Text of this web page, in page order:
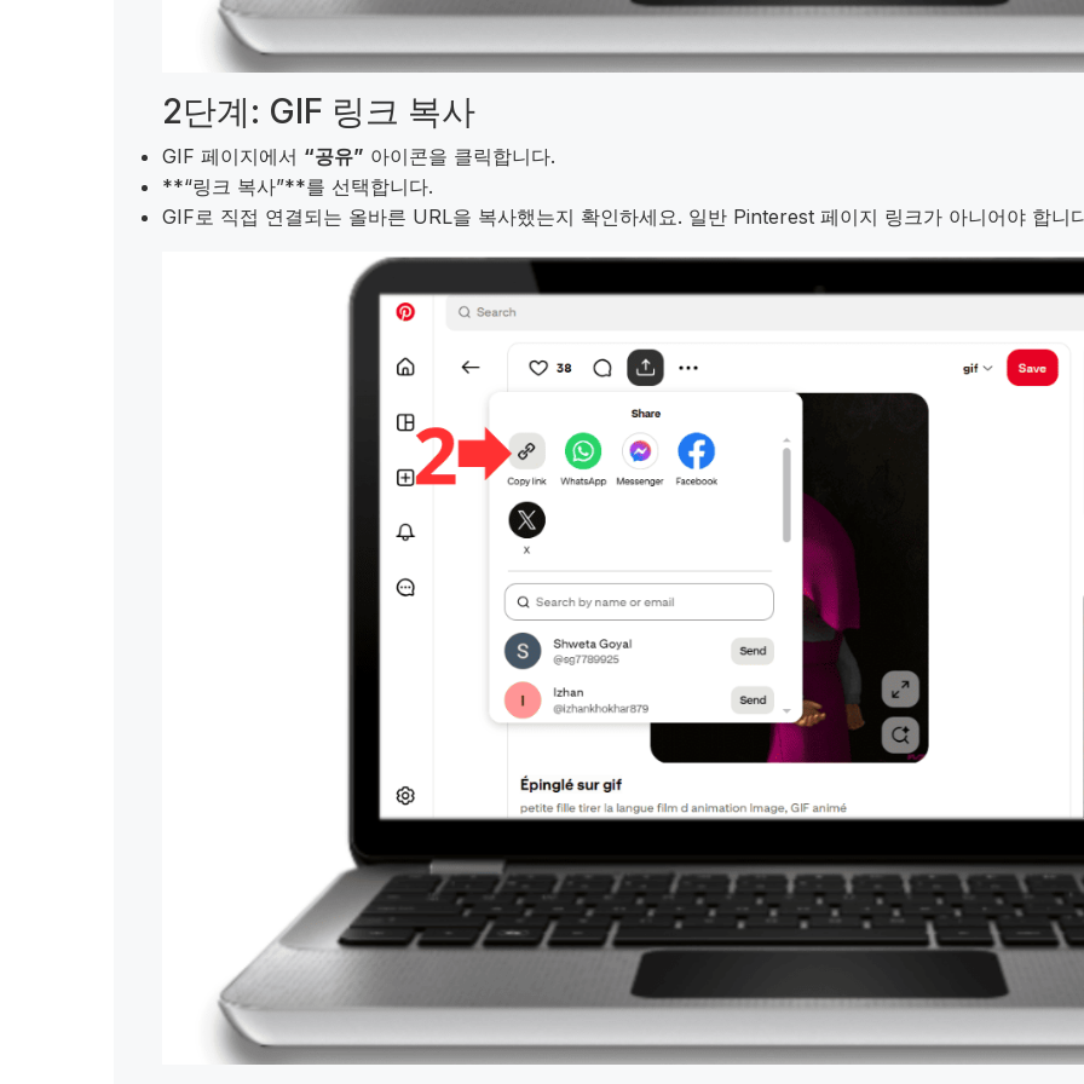
2단계: GIF 링크 복사
GIF 페이지에서 “공유” 아이콘을 클릭합니다.
**“링크 복사”**를 선택합니다.
GIF로 직접 연결되는 올바른 URL을 복사했는지 확인하세요. 일반 Pinterest 페이지 링크가 아니어야 합니